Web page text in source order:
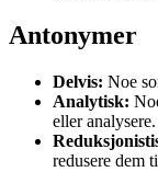
Antonymer
Delvis: Noe
Analytisk:
eller analysere.
redusere dem